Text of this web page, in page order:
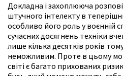
Докладна і захоплююча
штучного інтелекту в
особливо його роль у воєнній
сучасних досягнень техніки
лише кілька десятків років
неможливим. Проте в цьому
світі є багато прихованих